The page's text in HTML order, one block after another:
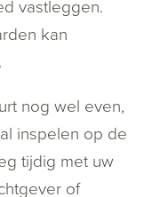
vastleggen.
kan
nog wel even,
inspelen op de
tijdig met uw
of